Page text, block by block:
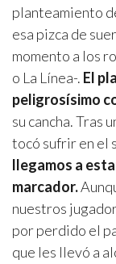
planteamiento
esa pizca de
momento a los
o La Línea-. El
peligrosísimo
su cancha. Tras
tocó sufrir en el
llegamos a
marcador.
nuestros
por perdido el
que les llevó a